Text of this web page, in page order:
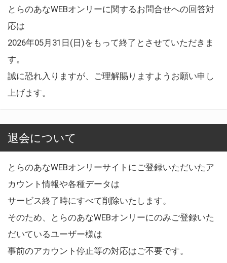
とらのあなWEBオンリーに関するお問合せへの回答対
応は
2026年05月31日(日)をもって終了とさせていただきま
す。
誠に恐れ入りますが、ご理解賜りますようお願い申し
上げます。
退会について
とらのあなWEBオンリーサイトにご登録いただいたア
カウント情報や各種データは
サービス終了時にすべて削除いたします。
そのため、とらのあなWEBオンリーにのみご登録いた
だいているユーザー様は
事前のアカウント停止等の対応はご不要です。